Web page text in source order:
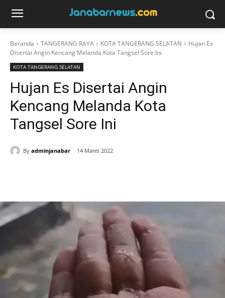
Beranda TANGERANG RAYA KOTA TANGERANG SELATAN
Hujan Es
Disertai Angin Kencang Melanda Kota Tangsel Sore Ini
KOTA TANGERANG SELATAN
Hujan Es Disertai Angin
Kencang Melanda Kota
Tangsel Sore Ini
By adminjanabar 14 Maret 2022